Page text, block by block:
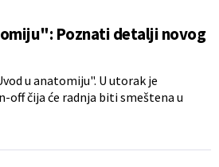
Poznati detalji novog
u anatomiju". U utorak je
off čija će radnja biti smeštena u